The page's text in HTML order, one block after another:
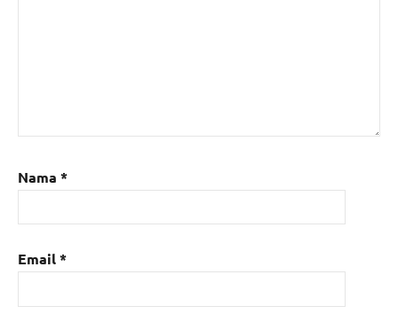
Nama *
Email*